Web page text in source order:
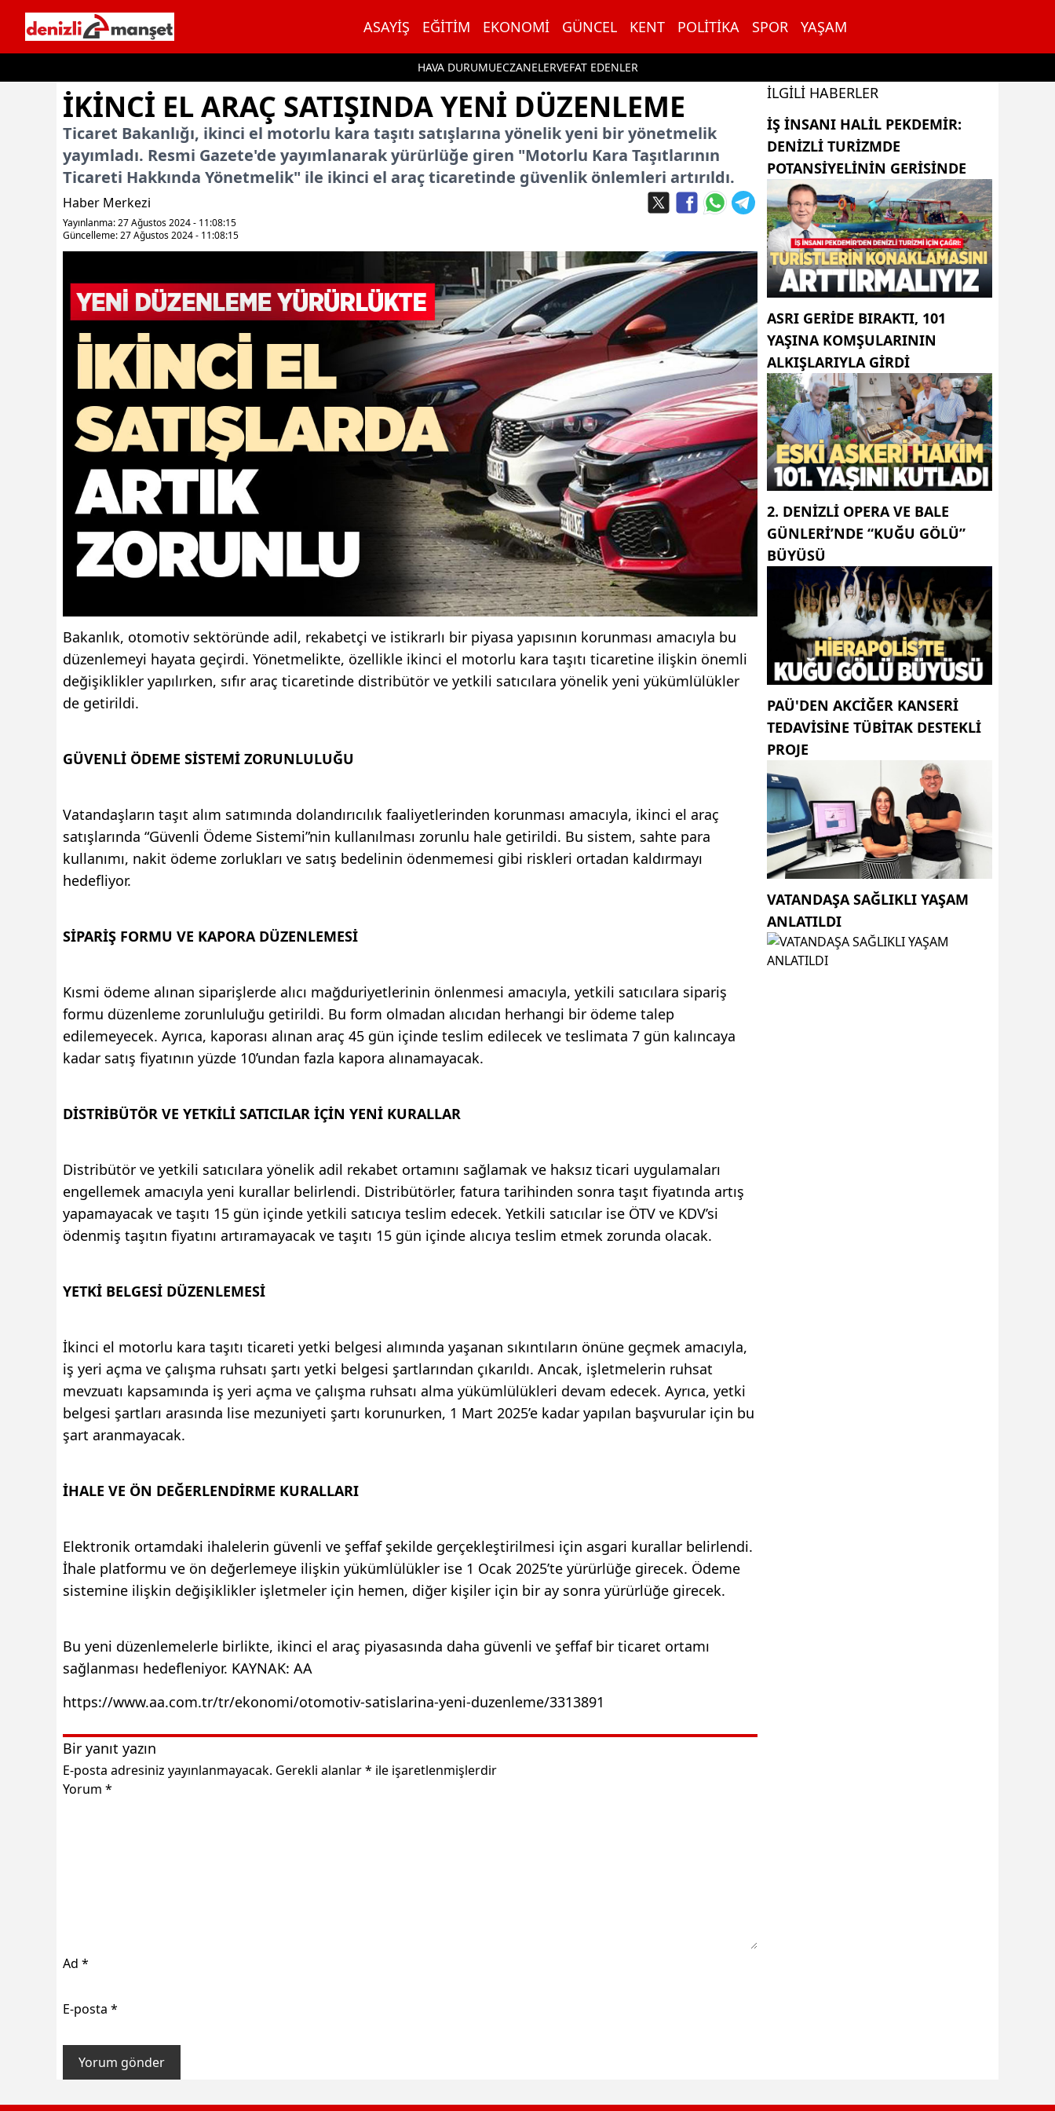
ASAYIŞ EĞITIM EKONOMI GÜNCEL KENT POLITIKA SPOR YAŞAM
HAVA DURUMUECZANELERVEFAT EDENLER
İçeriğe geç
İKINCI EL ARAÇ SATIŞINDA YENI DÜZENLEME
Ticaret Bakanlığı, ikinci el motorlu kara taşıtı satışlarına yönelik yeni bir yönetmelik
yayımladı. Resmi Gazete'de yayımlanarak yürürlüğe giren "Motorlu Kara Taşıtlarının
Ticareti Hakkında Yönetmelik" ile ikinci el araç ticaretinde güvenlik önlemleri artırıldı.
Haber Merkezi
Yayınlanma: 27 Ağustos 2024 - 11:08:15
Güncelleme: 27 Ağustos 2024 - 11:08:15
Bakanlık, otomotiv sektöründe adil, rekabetçi ve istikrarlı bir piyasa yapısının korunması amacıyla bu
düzenlemeyi hayata geçirdi. Yönetmelikte, özellikle ikinci el motorlu kara taşıtı ticaretine ilişkin önemli
değişiklikler yapılırken, sıfır araç ticaretinde distribütör ve yetkili satıcılara yönelik yeni yükümlülükler
de getirildi.
GÜVENLİ ÖDEME SİSTEMİ ZORUNLULUĞU
Vatandaşların taşıt alım satımında dolandırıcılık faaliyetlerinden korunması amacıyla, ikinci el araç
satışlarında “Güvenli Ödeme Sistemi”nin kullanılması zorunlu hale getirildi. Bu sistem, sahte para
kullanımı, nakit ödeme zorlukları ve satış bedelinin ödenmemesi gibi riskleri ortadan kaldırmayı
hedefliyor.
SİPARİŞ FORMU VE KAPORA DÜZENLEMESİ
Kısmi ödeme alınan siparişlerde alıcı mağduriyetlerinin önlenmesi amacıyla, yetkili satıcılara sipariş
formu düzenleme zorunluluğu getirildi. Bu form olmadan alıcıdan herhangi bir ödeme talep
edilemeyecek. Ayrıca, kaporası alınan araç 45 gün içinde teslim edilecek ve teslimata 7 gün kalıncaya
kadar satış fiyatının yüzde 10’undan fazla kapora alınamayacak.
DİSTRİBÜTÖR VE YETKİLİ SATICILAR İÇİN YENİ KURALLAR
Distribütör ve yetkili satıcılara yönelik adil rekabet ortamını sağlamak ve haksız ticari uygulamaları
engellemek amacıyla yeni kurallar belirlendi. Distribütörler, fatura tarihinden sonra taşıt fiyatında artış
yapamayacak ve taşıtı 15 gün içinde yetkili satıcıya teslim edecek. Yetkili satıcılar ise ÖTV ve KDV’si
ödenmiş taşıtın fiyatını artıramayacak ve taşıtı 15 gün içinde alıcıya teslim etmek zorunda olacak.
YETKİ BELGESİ DÜZENLEMESİ
İkinci el motorlu kara taşıtı ticareti yetki belgesi alımında yaşanan sıkıntıların önüne geçmek amacıyla,
iş yeri açma ve çalışma ruhsatı şartı yetki belgesi şartlarından çıkarıldı. Ancak, işletmelerin ruhsat
mevzuatı kapsamında iş yeri açma ve çalışma ruhsatı alma yükümlülükleri devam edecek. Ayrıca, yetki
belgesi şartları arasında lise mezuniyeti şartı korunurken, 1 Mart 2025’e kadar yapılan başvurular için bu
şart aranmayacak.
İHALE VE ÖN DEĞERLENDİRME KURALLARI
Elektronik ortamdaki ihalelerin güvenli ve şeffaf şekilde gerçekleştirilmesi için asgari kurallar belirlendi.
İhale platformu ve ön değerlemeye ilişkin yükümlülükler ise 1 Ocak 2025’te yürürlüğe girecek. Ödeme
sistemine ilişkin değişiklikler işletmeler için hemen, diğer kişiler için bir ay sonra yürürlüğe girecek.
Bu yeni düzenlemelerle birlikte, ikinci el araç piyasasında daha güvenli ve şeffaf bir ticaret ortamı
sağlanması hedefleniyor. KAYNAK: AA
https://www.aa.com.tr/tr/ekonomi/otomotiv-satislarina-yeni-duzenleme/3313891
Bir yanıt yazın
E-posta adresiniz yayınlanmayacak. Gerekli alanlar* ile işaretlenmişlerdir
Yorum *
Ad *
E-posta *
İLGILI HABERLER
İŞ INSANI HALIL PEKDEMIR:
DENIZLI TURIZMDE
POTANSIYELININ GERISINDE
ASRI GERIDE BIRAKTI, 101
YAŞINA KOMŞULARININ
ALKIŞLARIYLA GIRDI
2. DENIZLI OPERA VE BALE
GÜNLERI’NDE “KUĞU GÖLÜ”
BÜYÜSÜ
PAÜ'DEN AKCİĞER KANSERİ
TEDAVİSİNE TÜBİTAK DESTEKLİ
PROJE
VATANDAŞA SAĞLIKLI YAŞAM
ANLATILDI